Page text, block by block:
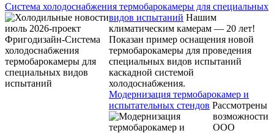
Система холодоснабжения термобарокамеры для специальных
видов испытаний Нашим
климатическим камерам — 20 лет!
Показан пример оснащения новой
термобарокамеры для проведения
специальных видов испытаний
каскадной системой
холодоснабжения.
Модернизация термобарокамер и
испытательных стендов Рассмотрены
возможности
ООО